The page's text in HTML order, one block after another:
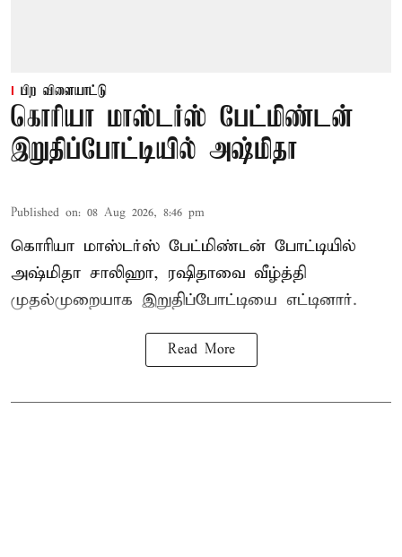
பிற விளையாட்டு
கொரியா மாஸ்டர்ஸ் பேட்மிண்டன்
இறுதிப்போட்டியில் அஷ்மிதா
Published on: 08 Aug 2026, 8:46 pm
கொரியா மாஸ்டர்ஸ் பேட்மிண்டன் போட்டியில்
அஷ்மிதா சாலிஹா, ரஷிதாவை வீழ்த்தி
முதல்முறையாக இறுதிப்போட்டியை எட்டினார்.
Read More